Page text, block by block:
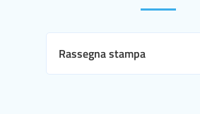
Rassegna stampa